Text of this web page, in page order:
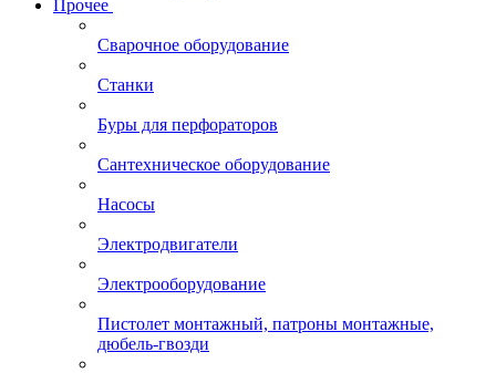
Прочее
Сварочное оборудование
Станки
Буры для перфораторов
Сантехническое оборудование
Насосы
Электродвигатели
Электрооборудование
Пистолет монтажный, патроны монтажные,
дюбель-гвозди